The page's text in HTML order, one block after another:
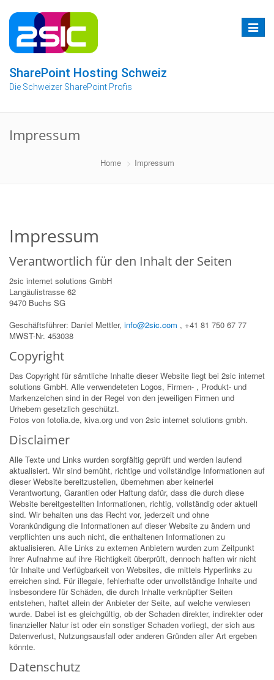
Inhalt
springen
Toggle
SharePoint Hosting Schweiz
Die Schweizer SharePoint Profis
Impressum
Home Impressum
Impressum
Verantwortlich für den Inhalt der Seiten
2sic internet solutions GmbH
Langäulistrasse 62
9470 Buchs SG
Geschäftsführer: Daniel Mettler, info@2sic.com , +41 81 750 67 77
MWST-Nr. 453038
Copyright
Das Copyright für sämtliche Inhalte dieser Website liegt bei 2sic internet
solutions GmbH. Alle verwendeteten Logos, Firmen- , Produkt- und
Markenzeichen sind in der Regel von den jeweiligen Firmen und
Urhebern gesetzlich geschützt.
Fotos von fotolia.de, kiva.org und von 2sic internet solutions gmbh.
Disclaimer
Alle Texte und Links wurden sorgfältig geprüft und werden laufend
aktualisiert. Wir sind bemüht, richtige und vollständige Informationen auf
dieser Website bereitzustellen, übernehmen aber keinerlei
Verantwortung, Garantien oder Haftung dafür, dass die durch diese
Website bereitgestellten Informationen, richtig, vollständig oder aktuell
sind. Wir behalten uns das Recht vor, jederzeit und ohne
Vorankündigung die Informationen auf dieser Website zu ändern und
verpflichten uns auch nicht, die enthaltenen Informationen zu
aktualisieren. Alle Links zu externen Anbietern wurden zum Zeitpunkt
ihrer Aufnahme auf ihre Richtigkeit überprüft, dennoch haften wir nicht
für Inhalte und Verfügbarkeit von Websites, die mittels Hyperlinks zu
erreichen sind. Für illegale, fehlerhafte oder unvollständige Inhalte und
insbesondere für Schäden, die durch Inhalte verknüpfter Seiten
entstehen, haftet allein der Anbieter der Seite, auf welche verwiesen
wurde. Dabei ist es gleichgültig, ob der Schaden direkter, indirekter oder
finanzieller Natur ist oder ein sonstiger Schaden vorliegt, der sich aus
Datenverlust, Nutzungsausfall oder anderen Gründen aller Art ergeben
könnte.
Datenschutz